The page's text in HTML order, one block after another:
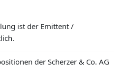
ist der Emittent /
der Scherzer & Co. AG